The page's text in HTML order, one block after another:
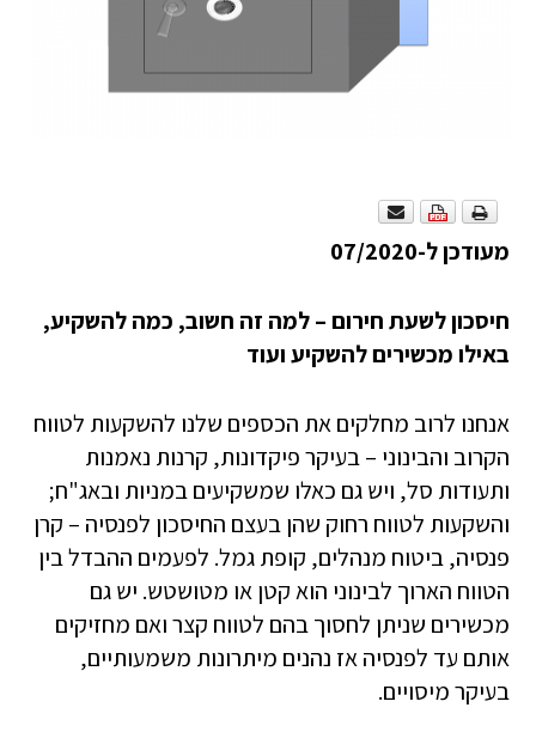
מעודכן ל-07/2020
חיסכון לשעת חירום – למה זה חשוב, כמה להשקיע,
באילו מכשירים להשקיע ועוד
אנחנו לרוב מחלקים את הכספים שלנו להשקעות לטווח
הקרוב והבינוני – בעיקר פיקדונות, קרנות נאמנות
ותעודות סל, ויש גם כאלו שמשקיעים במניות ובאג"ח;
והשקעות לטווח רחוק שהן בעצם החיסכון לפנסיה – קרן
פנסיה, ביטוח מנהלים, קופת גמל. לפעמים ההבדל בין
הטווח הארוך לבינוני הוא קטן או מטושטש. יש גם
מכשירים שניתן לחסוך בהם לטווח קצר ואם מחזיקים
אותם עד לפנסיה אז נהנים מיתרונות משמעותיים,
בעיקר מיסויים.